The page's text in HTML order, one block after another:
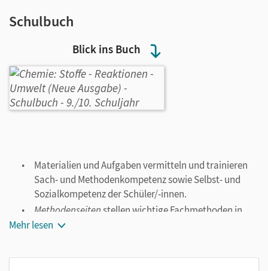
Blick ins Buch
Schulbuch
Materialien und Aufgaben vermitteln und trainieren
Sach- und Methodenkompetenz sowie Selbst- und
Sozialkompetenz der Schüler/-innen.
Methodenseiten stellen wichtige Fachmethoden in
übersichtlichen Schrittfolgen dar.
motivierende und gut durchführbare Experimente.
Mehr lesen